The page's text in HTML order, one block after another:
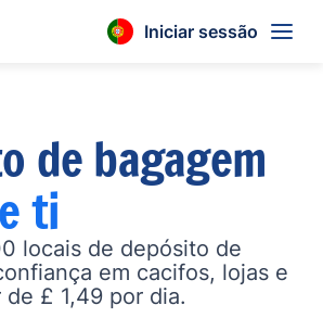
Iniciar sessão
de bagagem
ti
locais de depósito de
em cacifos, lojas e
£ 1,49 por dia.